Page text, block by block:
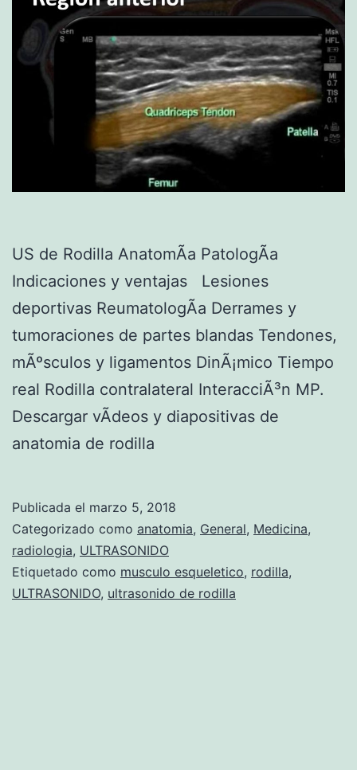
US de Rodilla AnatomÃ­a PatologÃ­a
Indicaciones y ventajas Lesiones
deportivas ReumatologÃ­a Derrames y
tumoraciones de partes blandas Tendones,
mÃºsculos y ligamentos DinÃ¡mico Tiempo
real Rodilla contralateral InteracciÃ³n MP.
Descargar vÃ­deos y diapositivas de
anatomia de rodilla
Publicada el marzo 5, 2018
Categorizado como anatomia, General, Medicina,
radiologia, ULTRASONIDO
Etiquetado como musculo esqueletico, rodilla,
ULTRASONIDO, ultrasonido de rodilla